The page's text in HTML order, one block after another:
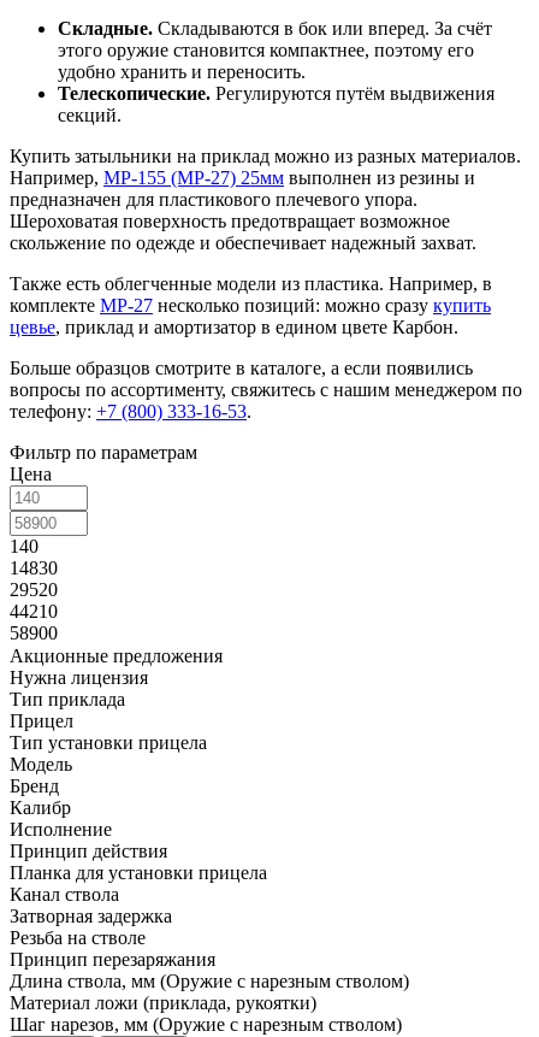
Складные. Складываются в бок или вперед. За счёт
этого оружие становится компактнее, поэтому его
удобно хранить и переносить.
Телескопические. Регулируются путём выдвижения
секций.
Купить затыльники на приклад можно из разных материалов.
Например, МР-155 (МР-27) 25мм выполнен из резины и
предназначен для пластикового плечевого упора.
Шероховатая поверхность предотвращает возможное
скольжение по одежде и обеспечивает надежный захват.
Также есть облегченные модели из пластика. Например, в
комплекте МР-27 несколько позиций: можно сразу купить
цевье, приклад и амортизатор в едином цвете Карбон.
Больше образцов смотрите в каталоге, а если появились
вопросы по ассортименту, свяжитесь с нашим менеджером по
телефону: +7 (800) 333-16-53.
Фильтр по параметрам
Цена
140
14830
29520
44210
58900
Акционные предложения
Нужна лицензия
Тип приклада
Прицел
Тип установки прицела
Модель
Бренд
Калибр
Исполнение
Принцип действия
Планка для установки прицела
Канал ствола
Затворная задержка
Резьба на стволе
Принцип перезаряжания
Длина ствола, мм (Оружие с нарезным стволом)
Материал ложи (приклада, рукоятки)
Шаг нарезов, мм (Оружие с нарезным стволом)